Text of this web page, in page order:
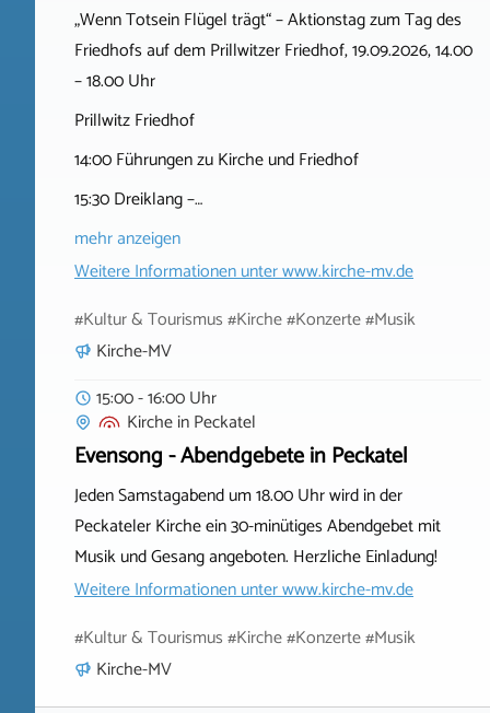
„Wenn Totsein Flügel trägt“ – Aktionstag zum Tag des
Friedhofs auf dem Prillwitzer Friedhof, 19.09.2026, 14.00
– 18.00 Uhr
Prillwitz Friedhof
14:00 Führungen zu Kirche und Friedhof
15:30 Dreiklang –…
mehr anzeigen
Weitere Informationen unterwww.kirche-mv.de
#Kultur & Tourismus #Kirche #Konzerte #Musik
Kirche-MV
15:00 - 16:00 Uhr
KircheinPeckatel
Evensong - Abendgebete in Peckatel
Jeden Samstagabend um 18.00 Uhr wird in der
Peckateler Kirche ein 30-minütiges Abendgebet mit
Musik und Gesang angeboten. Herzliche Einladung!
Weitere Informationen unterwww.kirche-mv.de
#Kultur & Tourismus #Kirche #Konzerte #Musik
Kirche-MV